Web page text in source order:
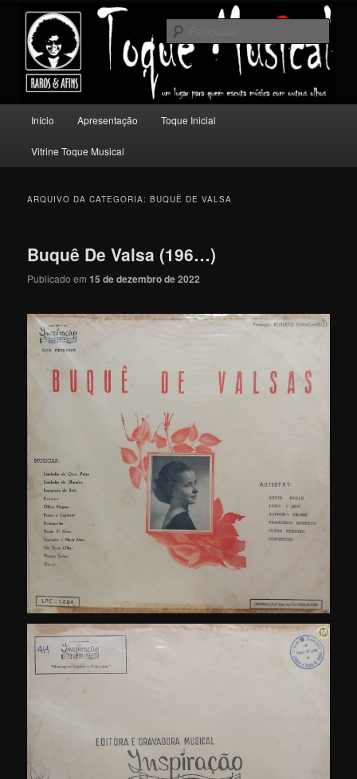
conteúdo
principal
conteúdo
secundário
Toque Musical
Um lugar para quem escuta música com outros olhos.
principal
Início Apresentação Toque Inicial
Vitrine Toque Musical
ARQUIVO DA CATEGORIA:BUQUÊ DE VALSA
Buquê De Valsa (196…)
Publicado em15 de dezembro de 2022